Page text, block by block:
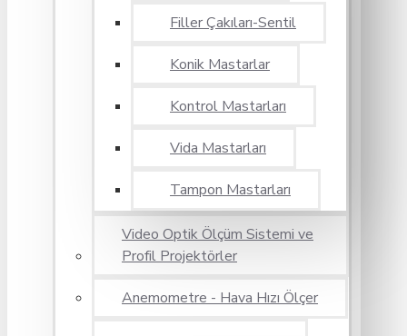
Filler Çakıları-Sentil
Konik Mastarlar
Kontrol Mastarları
Vida Mastarları
Tampon Mastarları
Video Optik Ölçüm Sistemi ve
Profil Projektörler
Anemometre - Hava Hızı Ölçer